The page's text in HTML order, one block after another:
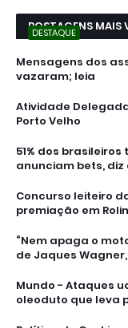
POSTAGENS MAIS
DESTAQUE
Mensagens dos
vazaram; leia
Atividade
Porto Velho
51% dos
anunciam bets, diz
Concurso leiteiro
premiação em
“Nem apaga o
de Jaques
Mundo - Ataques
oleoduto que leva